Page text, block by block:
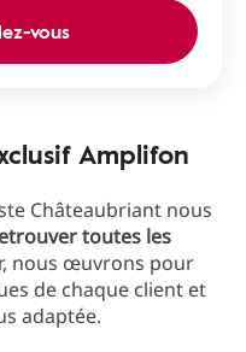
vous
Amplifon
Châteaubriant nous
toutes les
nous œuvrons pour
de chaque client et
adaptée.